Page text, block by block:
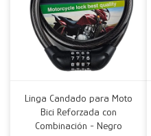
Linga Candado para Moto
Bici Reforzada con
Combinación - Negro